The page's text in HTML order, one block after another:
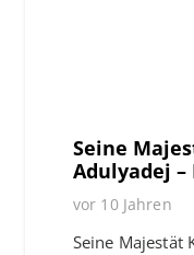
Seine
Adulyadej –
vor 10 Jahren
Seine Majestät